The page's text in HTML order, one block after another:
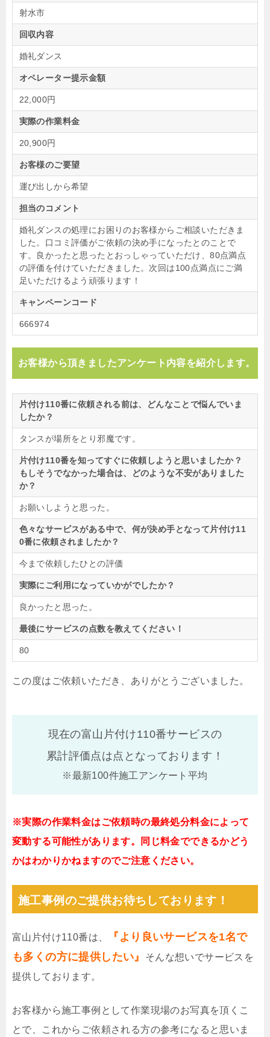
射水市
回収内容
婚礼ダンス
オペレーター提示金額
22,000円
実際の作業料金
20,900円
お客様のご要望
運び出しから希望
担当のコメント
婚礼ダンスの処理にお困りのお客様からご相談いただきま
した。口コミ評価がご依頼の決め手になったとのことで
す。良かったと思ったとおっしゃっていただけ、80点満点
の評価を付けていただきました。次回は100点満点にご満
足いただけるよう頑張ります！
キャンペーンコード
666974
お客様から頂きましたアンケート内容を紹介します。
片付け110番に依頼される前は、どんなことで悩んでいま
したか？
タンスが場所をとり邪魔です。
片付け110番を知ってすぐに依頼しようと思いましたか？
もしそうでなかった場合は、どのような不安がありました
か？
お願いしようと思った。
色々なサービスがある中で、何が決め手となって片付け11
0番に依頼されましたか？
今まで依頼したひとの評価
実際にご利用になっていかがでしたか？
良かったと思った。
最後にサービスの点数を教えてください！
80
この度はご依頼いただき、ありがとうございました。
現在の富山片付け110番サービスの
累計評価点は点となっております！
※最新100件施工アンケート平均
※実際の作業料金はご依頼時の最終処分料金によって
変動する可能性があります。同じ料金でできるかどう
かはわかりかねますのでご注意ください。
施工事例のご提供お待ちしております！
富山片付け110番は、
『より良いサービスを1名で
も多くの方に提供したい』
そんな想いでサービスを
提供しております。
お客様から施工事例として作業現場のお写真を頂くこ
とで、これからご依頼される方の参考になると思いま